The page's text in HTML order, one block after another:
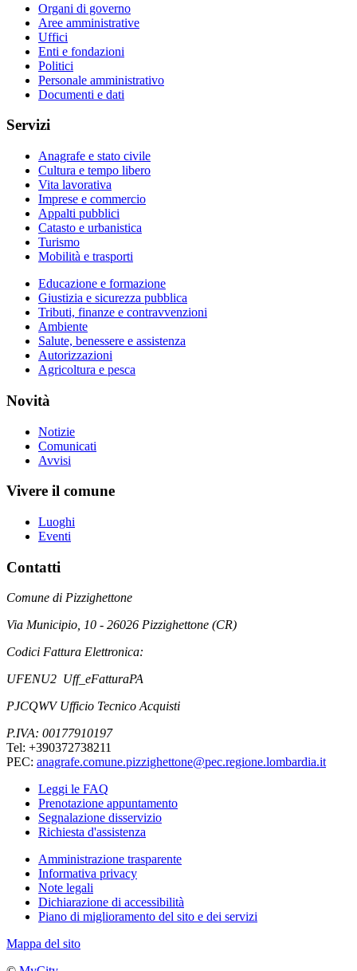
Organi di governo
Aree amministrative
Uffici
Enti e fondazioni
Politici
Personale amministrativo
Documenti e dati
Servizi
Anagrafe e stato civile
Cultura e tempo libero
Vita lavorativa
Imprese e commercio
Appalti pubblici
Catasto e urbanistica
Turismo
Mobilità e trasporti
Educazione e formazione
Giustizia e sicurezza pubblica
Tributi, finanze e contravvenzioni
Ambiente
Salute, benessere e assistenza
Autorizzazioni
Agricoltura e pesca
Novità
Notizie
Comunicati
Avvisi
Vivere il comune
Luoghi
Eventi
Contatti
Comune di Pizzighettone
Via Municipio, 10 - 26026 Pizzighettone (CR)
Codici Fattura Elettronica:
UFENU2 Uff_eFatturaPA
PJCQWV Ufficio Tecnico Acquisti
P.IVA: 00177910197
Tel: +390372738211
PEC: anagrafe.comune.pizzighettone@pec.regione.lombardia.it
Leggi le FAQ
Prenotazione appuntamento
Segnalazione disservizio
Richiesta d'assistenza
Amministrazione trasparente
Informativa privacy
Note legali
Dichiarazione di accessibilità
Piano di miglioramento del sito e dei servizi
Mappa del sito